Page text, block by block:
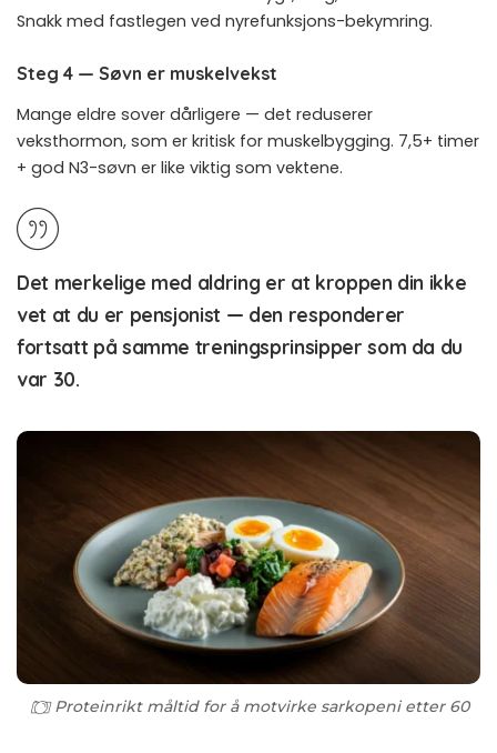
Snakk med fastlegen ved nyrefunksjons-bekymring.
Steg 4 — Søvn er muskelvekst
Mange eldre sover dårligere — det reduserer
veksthormon, som er kritisk for muskelbygging. 7,5+ timer
+ god N3-søvn er like viktig som vektene.
Det merkelige med aldring er at kroppen din ikke
vet at du er pensjonist — den responderer
fortsatt på samme treningsprinsipper som da du
var 30.
Proteinrikt måltid for å motvirke sarkopeni etter 60